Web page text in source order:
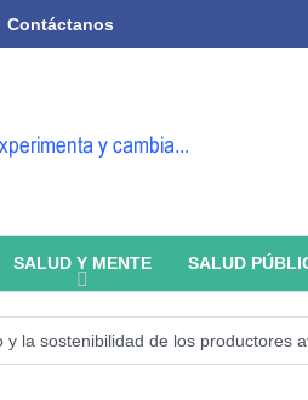
Contáctanos
SALUD Y MENTE SALUD
de los productores